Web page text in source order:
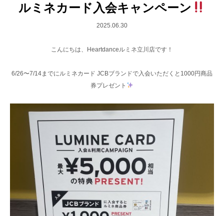
ルミネカード入会キャンペーン
2025.06.30
こんにちは、Heartdanceルミネ立川店です！
6/26〜7/14までにルミネカード JCBブランドで入会いただくと1000円商品
券プレゼント